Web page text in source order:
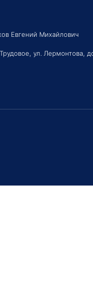
Евгений Михайлович
ул. Лермонтова,